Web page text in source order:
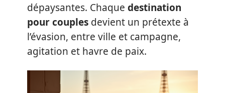
dépaysantes. Chaque destination
pour couples devient un prétexte à
l’évasion, entre ville et campagne,
agitation et havre de paix.